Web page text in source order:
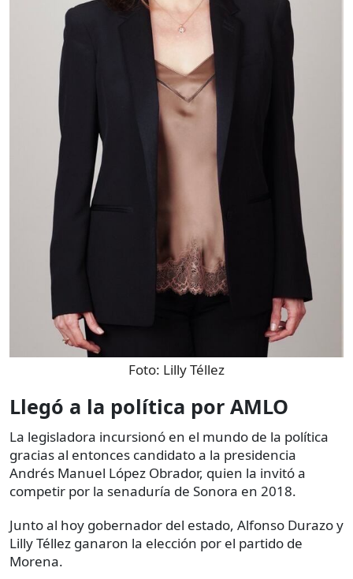
Foto: Lilly Téllez
Llegó a la política por AMLO
La legisladora incursionó en el mundo de la política
gracias al entonces candidato a la presidencia
Andrés Manuel López Obrador, quien la invitó a
competir por la senaduría de Sonora en 2018.
Junto al hoy gobernador del estado, Alfonso Durazo y
Lilly Téllez ganaron la elección por el partido de
Morena.